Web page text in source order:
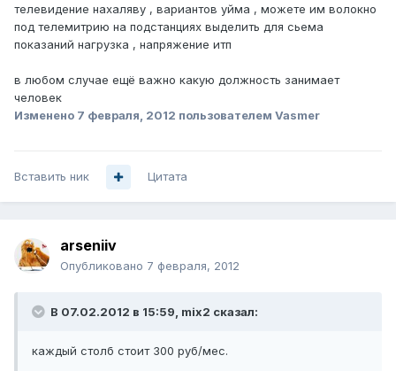
телевидение нахаляву , вариантов уйма , можете им волокно
под телемитрию на подстанциях выделить для сьема
показаний нагрузка , напряжение итп
в любом случае ещё важно какую должность занимает
человек
Изменено 7 февраля, 2012 пользователем Vasmer
Вставить ник Цитата
arseniiv
Опубликовано 7 февраля, 2012
В 07.02.2012 в 15:59, mix2 сказал:
каждый столб стоит 300 руб/мес.